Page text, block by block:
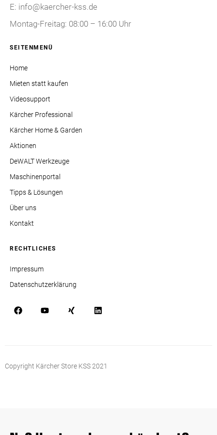
E: info@kaercher-kss.de
Montag-Freitag: 08:00 – 16:00 Uhr
SEITENMENÜ
Home
Mieten statt kaufen
Videosupport
Kärcher Professional
Kärcher Home & Garden
Aktionen
DeWALT Werkzeuge
Maschinenportal
Tipps & Lösungen
Über uns
Kontakt
RECHTLICHES
Impressum
Datenschutzerklärung
Copyright Kärcher Store KSS 2021